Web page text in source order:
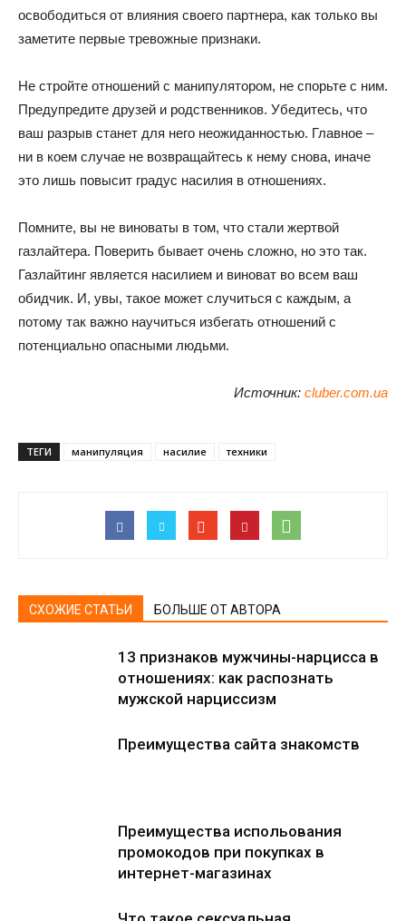
освободиться от влияния своего партнера, как только вы
заметите первые тревожные признаки.
Не стройте отношений с манипулятором, не спорьте с ним.
Предупредите друзей и родственников. Убедитесь, что
ваш разрыв станет для него неожиданностью. Главное –
ни в коем случае не возвращайтесь к нему снова, иначе
это лишь повысит градус насилия в отношениях.
Помните, вы не виноваты в том, что стали жертвой
газлайтера. Поверить бывает очень сложно, но это так.
Газлайтинг является насилием и виноват во всем ваш
обидчик. И, увы, такое может случиться с каждым, а
потому так важно научиться избегать отношений с
потенциально опасными людьми.
Источник: cluber.com.ua
ТЕГИ манипуляция насилие техники
СХОЖИЕ СТАТЬИ БОЛЬШЕ ОТ АВТОРА
13 признаков мужчины-нарцисса в
отношениях: как распознать
мужской нарциссизм
Преимущества сайта знакомств
Преимущества испольования
промокодов при покупках в
интернет-магазинах